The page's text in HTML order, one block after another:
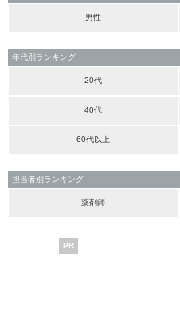
男性
年代別ランキング
20代
40代
60代以上
担当者別ランキング
薬剤師
PR